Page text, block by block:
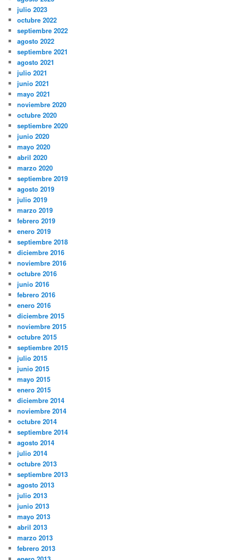
julio 2023
octubre 2022
septiembre 2022
agosto 2022
septiembre 2021
agosto 2021
julio 2021
junio 2021
mayo 2021
noviembre 2020
octubre 2020
septiembre 2020
junio 2020
mayo 2020
abril 2020
marzo 2020
septiembre 2019
agosto 2019
julio 2019
marzo 2019
febrero 2019
enero 2019
septiembre 2018
diciembre 2016
noviembre 2016
octubre 2016
junio 2016
febrero 2016
enero 2016
diciembre 2015
noviembre 2015
octubre 2015
septiembre 2015
julio 2015
junio 2015
mayo 2015
enero 2015
diciembre 2014
noviembre 2014
octubre 2014
septiembre 2014
agosto 2014
julio 2014
octubre 2013
septiembre 2013
agosto 2013
julio 2013
junio 2013
mayo 2013
abril 2013
marzo 2013
febrero 2013